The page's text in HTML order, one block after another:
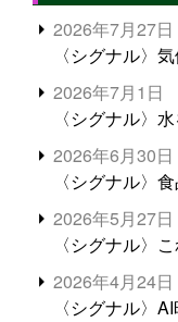
2026年7月27日
〈シグナル〉
2026年7月1日
〈シグナル〉
2026年6月30日
〈シグナル〉
2026年5月27日
〈シグナル〉
2026年4月24日
〈シグナル〉